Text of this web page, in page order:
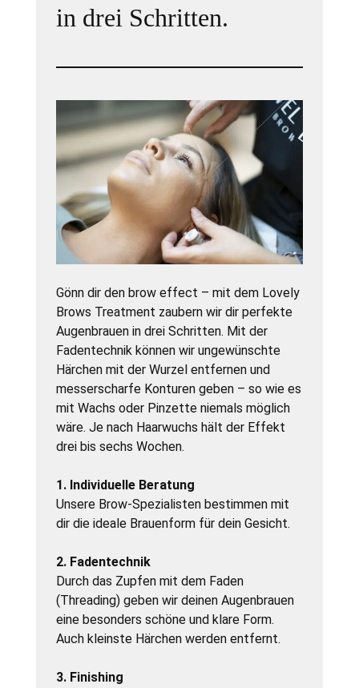
in drei Schritten.
Gönn dir den brow effect – mit dem Lovely
Brows Treatment zaubern wir dir perfekte
Augenbrauen in drei Schritten. Mit der
Fadentechnik können wir ungewünschte
Härchen mit der Wurzel entfernen und
messerscharfe Konturen geben – so wie es
mit Wachs oder Pinzette niemals möglich
wäre. Je nach Haarwuchs hält der Effekt
drei bis sechs Wochen.
1. Individuelle Beratung
Unsere Brow-Spezialisten bestimmen mit
dir die ideale Brauenform für dein Gesicht.
2. Fadentechnik
Durch das Zupfen mit dem Faden
(Threading) geben wir deinen Augenbrauen
eine besonders schöne und klare Form.
Auch kleinste Härchen werden entfernt.
3. Finishing